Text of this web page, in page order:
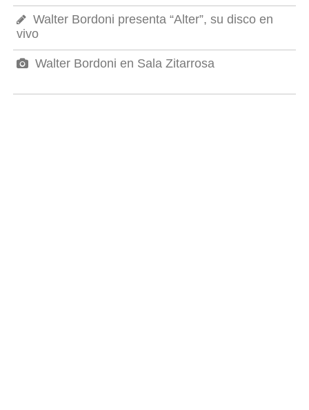
Walter Bordoni presenta “Alter”, su disco en
vivo
Walter Bordoni en Sala Zitarrosa